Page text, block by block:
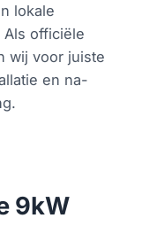
lokale
officiële
wij voor juiste
en na-
9kW